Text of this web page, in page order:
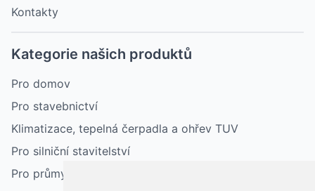
Kontakty
Kategorie našich produktů
Pro domov
Pro stavebnictví
Klimatizace, tepelná čerpadla a ohřev TUV
Pro silniční stavitelství
Pro průmysl